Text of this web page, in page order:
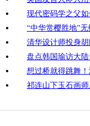
现代密码学之父
“中华赏樱胜地”
清华设计师投身
盘点韩国瑜访大
想过桥就得跳舞
祁连山下玉石画